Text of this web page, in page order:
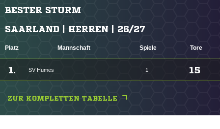
BESTER STURM
SAARLAND | HERREN | 26/27
Platz Mannschaft Spiele Tore
1. SV Humes 1 15
ZUR KOMPLETTEN TABELLE